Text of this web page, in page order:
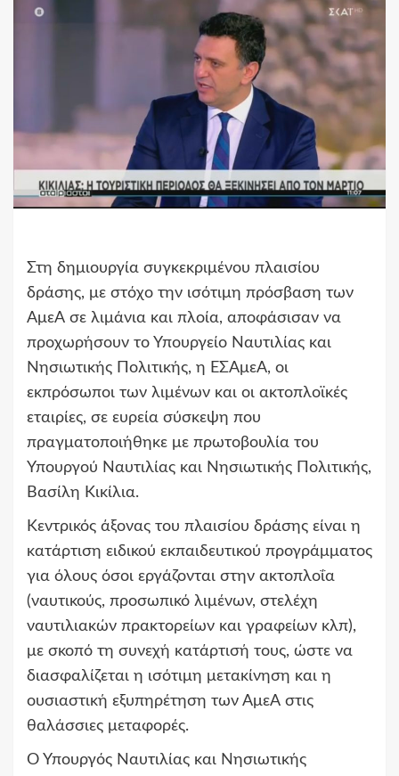
Στη δημιουργία συγκεκριμένου πλαισίου
δράσης, με στόχο την ισότιμη πρόσβαση των
ΑμεΑ σε λιμάνια και πλοία, αποφάσισαν να
προχωρήσουν το Υπουργείο Ναυτιλίας και
Νησιωτικής Πολιτικής, η ΕΣΑμεΑ, οι
εκπρόσωποι των λιμένων και οι ακτοπλοϊκές
εταιρίες, σε ευρεία σύσκεψη που
πραγματοποιήθηκε με πρωτοβουλία του
Υπουργού Ναυτιλίας και Νησιωτικής Πολιτικής,
Βασίλη Κικίλια.
Κεντρικός άξονας του πλαισίου δράσης είναι η
κατάρτιση ειδικού εκπαιδευτικού προγράμματος
για όλους όσοι εργάζονται στην ακτοπλοΐα
(ναυτικούς, προσωπικό λιμένων, στελέχη
ναυτιλιακών πρακτορείων και γραφείων κλπ),
με σκοπό τη συνεχή κατάρτισή τους, ώστε να
διασφαλίζεται η ισότιμη μετακίνηση και η
ουσιαστική εξυπηρέτηση των ΑμεΑ στις
θαλάσσιες μεταφορές.
Ο Υπουργός Ναυτιλίας και Νησιωτικής